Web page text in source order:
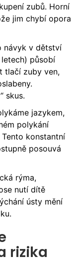
zubů. Horní
jim chybí opora
návyk v dětství
působí
tlačí zuby ven,
skus.
jazykem,
polykání
konstantní
posouvá
rýma,
nutí dítě
ústy mění
rizika